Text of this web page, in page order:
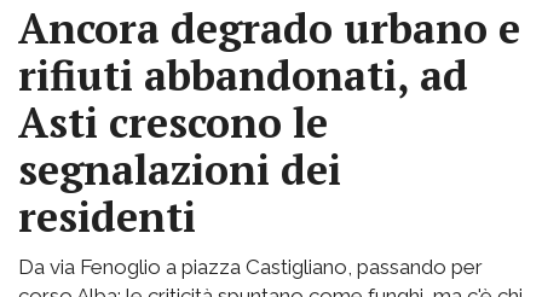
Ancora degrado urbano e
rifiuti abbandonati, ad
Asti crescono le
segnalazioni dei
residenti
Da via Fenoglio a piazza Castigliano, passando per